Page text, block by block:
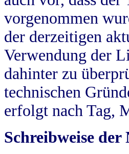
vorgenommen
der derzeitigen
Verwendung der
dahinter zu
technischen
erfolgt nach Tag,
Schreibweise der